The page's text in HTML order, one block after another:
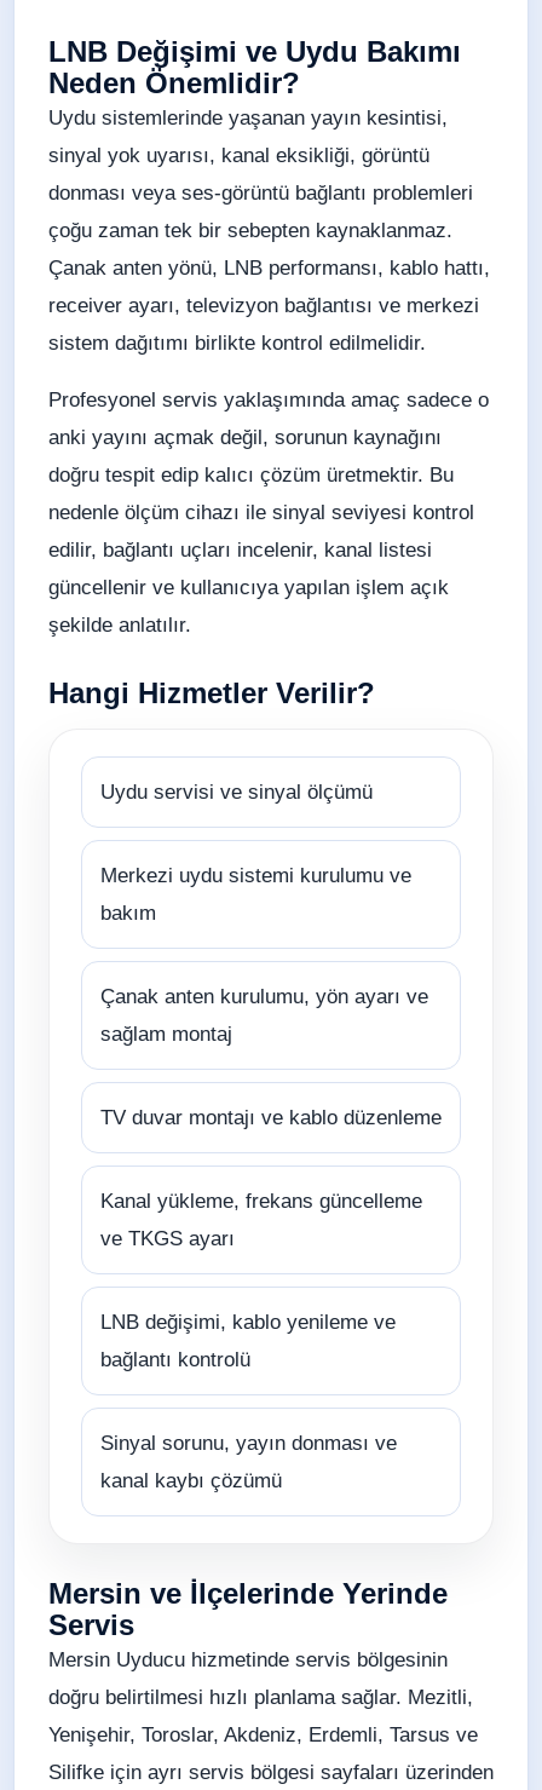
LNB Değişimi ve Uydu Bakımı
Neden Önemlidir?
Uydu sistemlerinde yaşanan yayın kesintisi,
sinyal yok uyarısı, kanal eksikliği, görüntü
donması veya ses-görüntü bağlantı problemleri
çoğu zaman tek bir sebepten kaynaklanmaz.
Çanak anten yönü, LNB performansı, kablo hattı,
receiver ayarı, televizyon bağlantısı ve merkezi
sistem dağıtımı birlikte kontrol edilmelidir.
Profesyonel servis yaklaşımında amaç sadece o
anki yayını açmak değil, sorunun kaynağını
doğru tespit edip kalıcı çözüm üretmektir. Bu
nedenle ölçüm cihazı ile sinyal seviyesi kontrol
edilir, bağlantı uçları incelenir, kanal listesi
güncellenir ve kullanıcıya yapılan işlem açık
şekilde anlatılır.
Hangi Hizmetler Verilir?
Uydu servisi ve sinyal ölçümü
Merkezi uydu sistemi kurulumu ve
bakım
Çanak anten kurulumu, yön ayarı ve
sağlam montaj
TV duvar montajı ve kablo düzenleme
Kanal yükleme, frekans güncelleme
ve TKGS ayarı
LNB değişimi, kablo yenileme ve
bağlantı kontrolü
Sinyal sorunu, yayın donması ve
kanal kaybı çözümü
Mersin ve İlçelerinde Yerinde
Servis
Mersin Uyducu hizmetinde servis bölgesinin
doğru belirtilmesi hızlı planlama sağlar. Mezitli,
Yenişehir, Toroslar, Akdeniz, Erdemli, Tarsus ve
Silifke için ayrı servis bölgesi sayfaları üzerinden